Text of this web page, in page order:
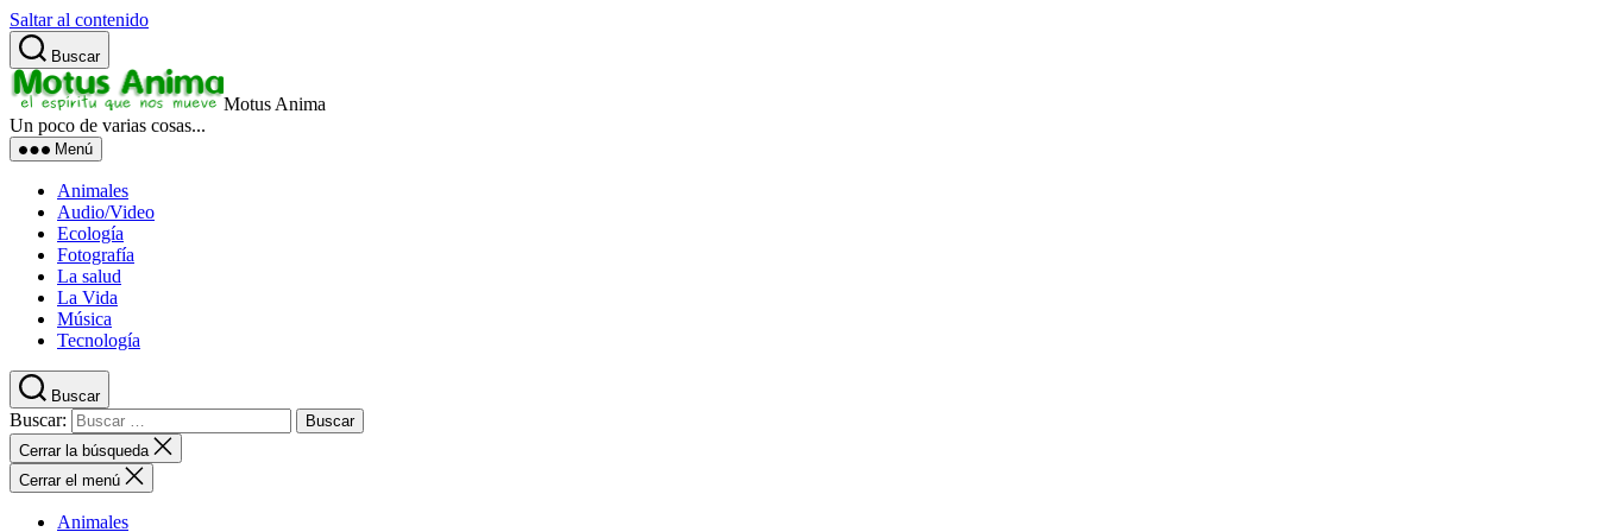
Saltar al contenido
Buscar
Motus Anima
Un poco de varias cosas...
Menú
Animales
Audio/Video
Ecología
Fotografía
La salud
La Vida
Música
Tecnología
Buscar
Buscar:
Cerrar la búsqueda
Cerrar el menú
Animales